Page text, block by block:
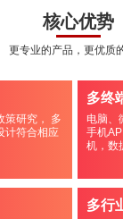
核心优势
更专业的产品，更优质
策研究， 多
计符合相应
多终
电脑、
手机
机，数
多行